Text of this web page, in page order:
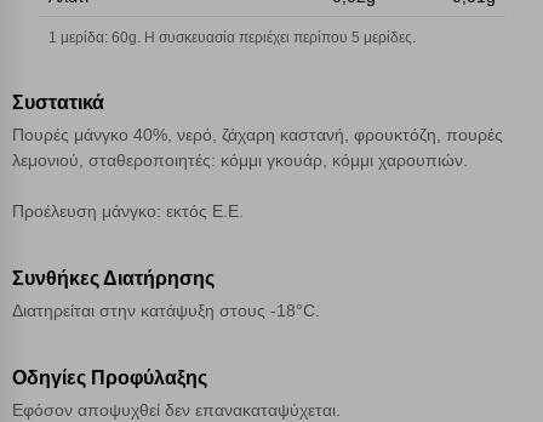
1 μερίδα: 60g. Η συσκευασία περιέχει περίπου 5 μερίδες.
Συστατικά
Πουρές μάνγκο 40%, νερό, ζάχαρη καστανή, φρουκτόζη, πουρές
λεμονιού, σταθεροποιητές: κόμμι γκουάρ, κόμμι χαρουπιών.
Προέλευση μάνγκο: εκτός Ε.Ε.
Συνθήκες Διατήρησης
Διατηρείται στην κατάψυξη στους -18°C.
Οδηγίες Προφύλαξης
Εφόσον αποψυχθεί δεν επανακαταψύχεται.